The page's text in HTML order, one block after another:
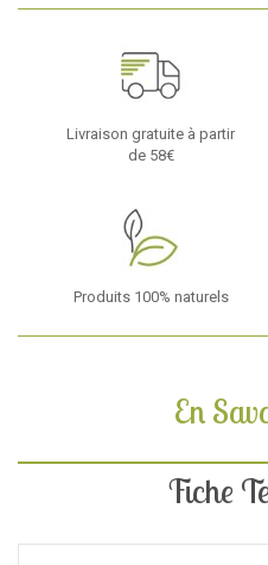
Livraison gratuite à partir
de 58€
Produits 100% naturels
En
Fiche